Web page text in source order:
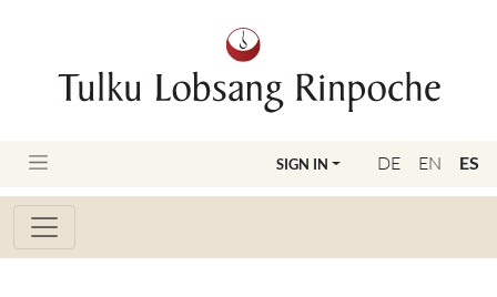
DE EN ES
SIGN IN